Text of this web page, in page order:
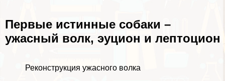
Первые истинные собаки –
ужасный волк, эуцион и лептоцион
Реконструкция ужасного волка